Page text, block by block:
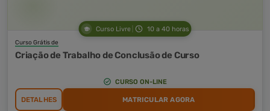
Curso Livre 10 a 40 horas
Curso Grátis de
Criação de Trabalho de Conclusão de Curso
CURSO ON-LINE
DETALHES MATRICULAR AGORA